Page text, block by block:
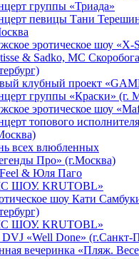
группы «Триада»
певицы Тани
эротическое шоу «X-
& Sadko, MC
клубный проект
группы «Краски» (г.
эротическое шоу
топового
всех влюбленных
Про» (г.Москва)
& Юля Паго
ШОУ. KRUTOBL»
шоу Кати
ШОУ. KRUTOBL»
«Well Done» (г.Санкт-
вечеринка «Пляж.